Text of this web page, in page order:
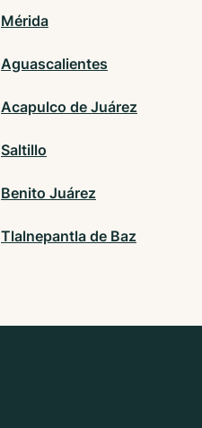
Mérida
Aguascalientes
Acapulco de Juárez
Saltillo
Benito Juárez
Tlalnepantla de Baz